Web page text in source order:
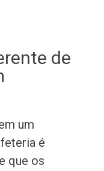
de
um
é
que os